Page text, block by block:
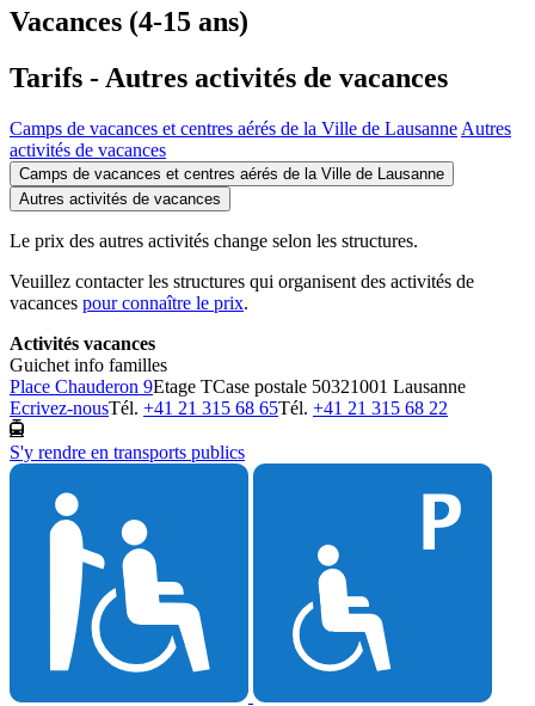
Vacances (4-15 ans)
Tarifs - Autres activités de vacances
Camps de vacances et centres aérés de la Ville de Lausanne Autres
activités de vacances
Camps de vacances et centres aérés de la Ville de Lausanne
Autres activités de vacances
Le prix des autres activités change selon les structures.
Veuillez contacter les structures qui organisent des activités de
vacances pour connaître le prix.
Activités vacances
Guichet info familles
Place Chauderon 9Etage TCase postale 50321001 Lausanne
Ecrivez-nousTél. +41 21 315 68 65Tél. +41 21 315 68 22
S'y rendre en transports publics